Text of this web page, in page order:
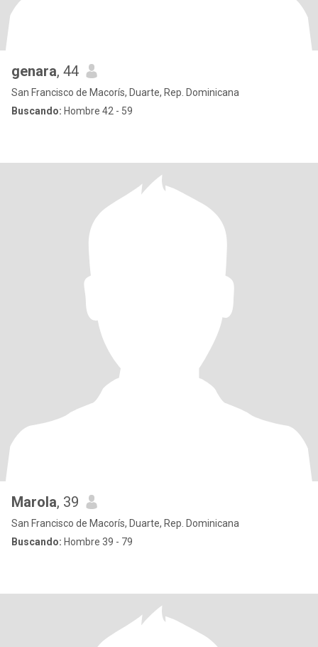
genara, 44
San Francisco de Macorís, Duarte, Rep. Dominicana
Buscando: Hombre 42 - 59
Marola, 39
San Francisco de Macorís, Duarte, Rep. Dominicana
Buscando: Hombre 39 - 79